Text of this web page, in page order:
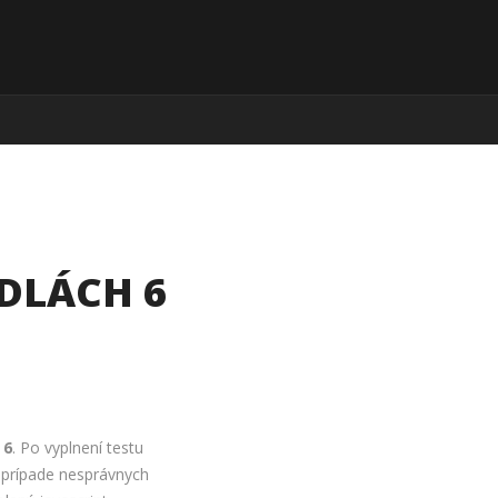
6
. Po vyplnení testu
nesprávnych